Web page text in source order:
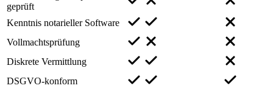
geprüft
Kenntnis notarieller Software
Vollmachtsprüfung
Diskrete Vermittlung
DSGVO-konform